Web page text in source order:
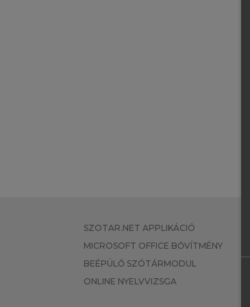
SZOTAR.NET APPLIKÁCIÓ
MICROSOFT OFFICE BŐVÍTMÉNY
BEÉPÜLŐ SZÓTÁRMODUL
ONLINE NYELVVIZSGA